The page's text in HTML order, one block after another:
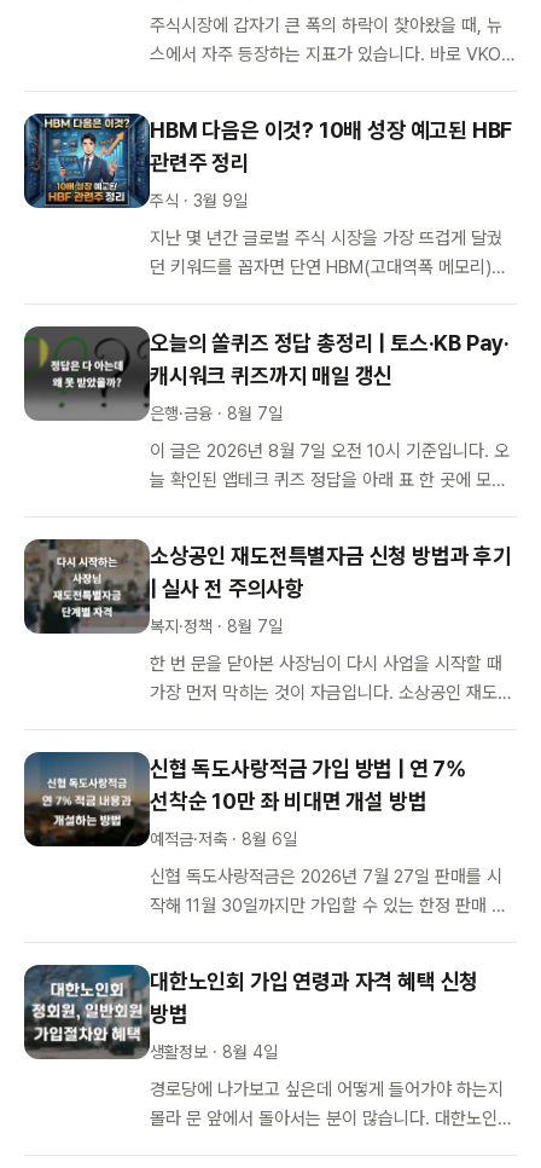
주식시장에 갑자기 큰 폭의 하락이 찾아왔을 때, 뉴
스에서 자주 등장하는 지표가 있습니다. 바로 VKOS
HBM 다음은 이것? 10배 성장 예고된 HBF
관련주 정리
주식 · 3월 9일
지난 몇 년간 글로벌 주식 시장을 가장 뜨겁게 달궜
던 키워드를 꼽자면 단연 HBM(고대역폭 메모리)입
오늘의 쏠퀴즈 정답 총정리 | 토스·KB Pay·
캐시워크 퀴즈까지 매일 갱신
은행·금융 · 8월 7일
이 글은 2026년 8월 7일 오전 10시 기준입니다. 오
늘 확인된 앱테크 퀴즈 정답을 아래 표 한 곳에 모았
소상공인 재도전특별자금 신청 방법과 후기
| 실사 전 주의사항
복지·정책 · 8월 7일
한 번 문을 닫아본 사장님이 다시 사업을 시작할 때
가장 먼저 막히는 것이 자금입니다. 소상공인 재도전
신협 독도사랑적금 가입 방법 | 연 7%
선착순 10만 좌 비대면 개설 방법
예적금·저축 · 8월 6일
신협 독도사랑적금은 2026년 7월 27일 판매를 시
작해 11월 30일까지만 가입할 수 있는 한정 판매 적
대한노인회 가입 연령과 자격 혜택 신청
방법
생활정보 · 8월 4일
경로당에 나가보고 싶은데 어떻게 들어가야 하는지
몰라 문 앞에서 돌아서는 분이 많습니다. 대한노인회